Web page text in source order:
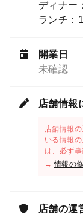
ディナー
ランチ：
開業日
未確認
店舗情報
店舗情報
いる情報
は、必ず
→情報の
店舗の運